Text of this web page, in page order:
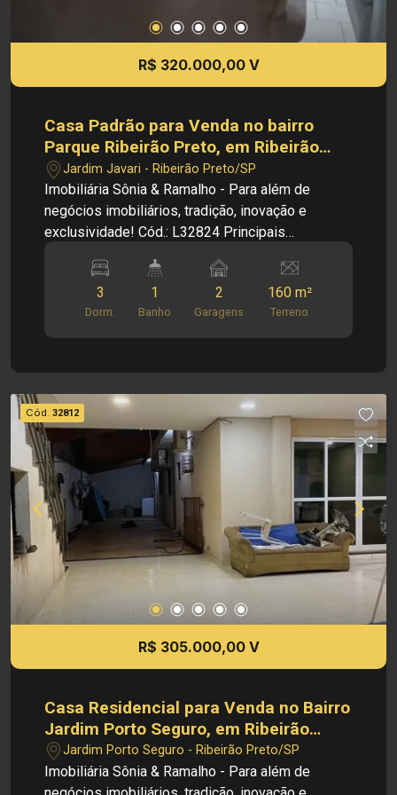
R$ 320.000,00 V
Casa Padrão para Venda no bairro
Parque Ribeirão Preto, em Ribeirão
Preto
Jardim Javari - Ribeirão Preto/SP
Imobiliária Sônia & Ramalho - Para além de
negócios imobiliários, tradição, inovação e
exclusividade! Cód.: L32824 Principais
Jardim Javari - Sala - Cozinha - 03 Dormitórios -
01 Banheiro - Área de serviço - 02 Vagas de
garagem Dimensões: - 160,00 m² de Área
Terreno - 112,94 m² de Área Construída - 57,14
supermercados Investimento de Venda: R$
320.000,00 Investimento de IPTU: R$ 48,60 Obs.:
a imobiliária se reserva o direito de alterar
qualquer informação referente a valores, dados e
disponibilidade de seus imóveis, sem aviso
prévio.
3
Dorm.
1
Banho
2
Garagens
160 m²
Terreno
Cód. 32812
R$ 305.000,00 V
Casa Residencial para Venda no Bairro
Jardim Porto Seguro, em Ribeirão
Preto
Jardim Porto Seguro - Ribeirão Preto/SP
Imobiliária Sônia & Ramalho - Para além de